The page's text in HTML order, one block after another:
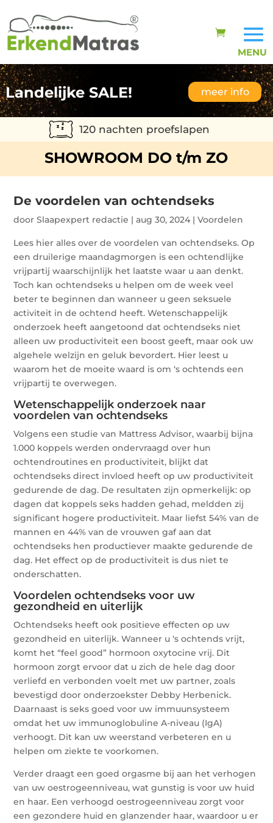
Landelijke SALE! meer info
120 nachten proefslapen
SHOWROOM DO t/m ZO
De voordelen van ochtendseks
doorSlaapexpert redactie |aug 30, 2024 |Voordelen
Lees hier alles over de voordelen van ochtendseks. Op
een druilerige maandagmorgen is een ochtendlijke
vrijpartij waarschijnlijk het laatste waar u aan denkt.
Toch kan ochtendseks u helpen om de week veel
beter te beginnen dan wanneer u geen seksuele
activiteit in de ochtend heeft. Wetenschappelijk
onderzoek heeft aangetoond dat ochtendseks niet
alleen uw productiviteit een boost geeft, maar ook uw
algehele welzijn en geluk bevordert. Hier leest u
waarom het de moeite waard is om ‘s ochtends een
vrijpartij te overwegen.
Wetenschappelijk onderzoek naar
voordelen van ochtendseks
Volgens een studie van Mattress Advisor, waarbij bijna
1.000 koppels werden ondervraagd over hun
ochtendroutines en productiviteit, blijkt dat
ochtendseks direct invloed heeft op uw productiviteit
gedurende de dag. De resultaten zijn opmerkelijk: op
dagen dat koppels seks hadden gehad, meldden zij
significant hogere productiviteit. Maar liefst 54% van de
mannen en 44% van de vrouwen gaf aan dat
ochtendseks hen productiever maakte gedurende de
dag. Het effect op de productiviteit is dus niet te
onderschatten.
Voordelen ochtendseks voor uw
gezondheid en uiterlijk
Ochtendseks heeft ook positieve effecten op uw
gezondheid en uiterlijk. Wanneer u ‘s ochtends vrijt,
komt het “feel good” hormoon oxytocine vrij. Dit
hormoon zorgt ervoor dat u zich de hele dag door
verliefd en verbonden voelt met uw partner, zoals
bevestigd door onderzoekster Debby Herbenick.
Daarnaast is seks goed voor uw immuunsysteem
omdat het uw immunoglobuline A-niveau (IgA)
verhoogt. Dit kan uw weerstand verbeteren en u
helpen om ziekte te voorkomen.
Verder draagt een goed orgasme bij aan het verhogen
van uw oestrogeenniveau, wat gunstig is voor uw huid
en haar. Een verhoogd oestrogeenniveau zorgt voor
een gezondere huid en glanzender haar, waardoor u er